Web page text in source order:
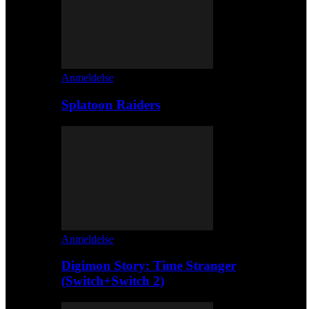
Anmeldelse
Splatoon Raiders
Anmeldelse
Digimon Story: Time Stranger
(Switch+Switch 2)